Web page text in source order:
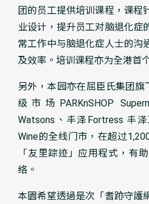
团的员工提供培训课程，课程
业设计，提升员工对脑退化症
常工作中与脑退化症人士的沟
及效率。培训课程亦为全港首
另外，本园亦在屈臣氏集团
级市场PARKnSHOP
Watsons、丰泽Fortress 丰
Wine的全线门市，在超过
「友里踪迹」应用程式，有
络。
本園希望透過是次「耆跡守護